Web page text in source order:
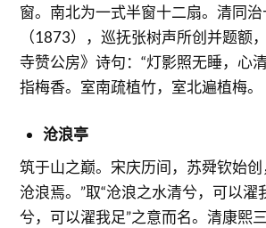
窗。南北为一式半窗十二扇。清同
（1873），巡抚张树声所创并题额
寺赞公房》诗句：“灯影照无睡，心
指梅香。室南疏植竹，室北遍植梅。
沧浪亭
筑于山之巅。宋庆历间，苏舜钦始创
沧浪焉。”取“沧浪之水清兮，可以濯
兮，可以濯我足”之意而名。清康熙